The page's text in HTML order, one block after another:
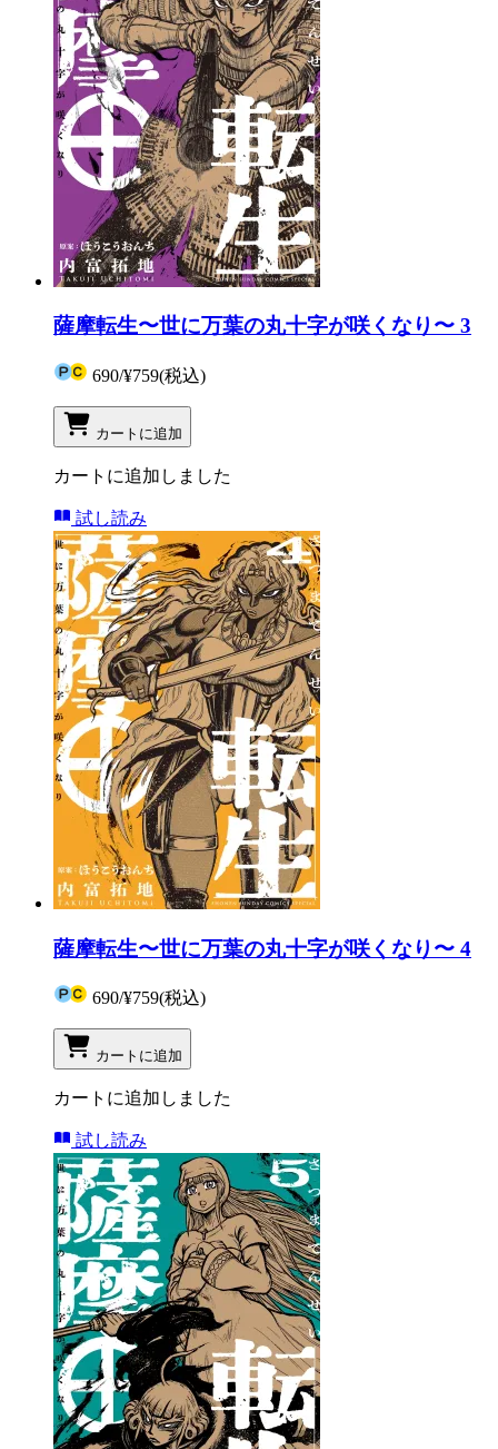
薩摩転生〜世に万葉の丸十字が咲くなり〜 3
690/¥759(税込)
カートに追加
カートに追加しました
試し読み
薩摩転生〜世に万葉の丸十字が咲くなり〜 4
690/¥759(税込)
カートに追加
カートに追加しました
試し読み